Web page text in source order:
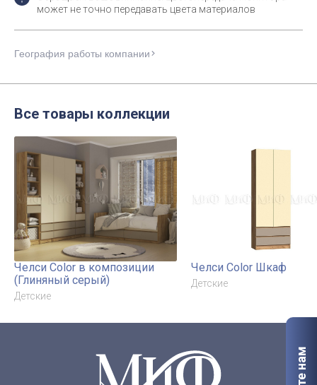
может не точно передавать цвета материалов
География работы компании
Все товары коллекции
Челси Color в композиции
(Глиняный серый)
Детские
Челси Color Шкаф
Детские